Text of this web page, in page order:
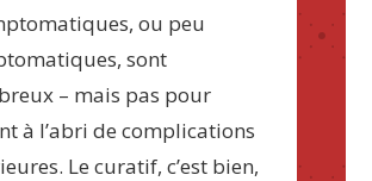
ou peu
sont
– mais pas pour
à l’abri de complications
Le curatif, c’est bien,